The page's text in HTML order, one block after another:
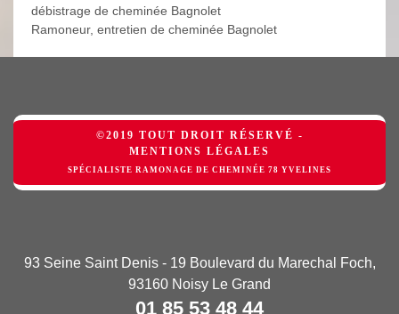
débistrage de cheminée Bagnolet
Ramoneur, entretien de cheminée Bagnolet
©2019 TOUT DROIT RÉSERVÉ -
MENTIONS LÉGALES
SPÉCIALISTE RAMONAGE DE CHEMINÉE 78 YVELINES
93 Seine Saint Denis - 19 Boulevard du Marechal Foch,
93160 Noisy Le Grand
01 85 53 48 44